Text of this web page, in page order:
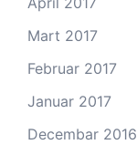
Mart 2017
Februar 2017
Januar 2017
Decembar 2016